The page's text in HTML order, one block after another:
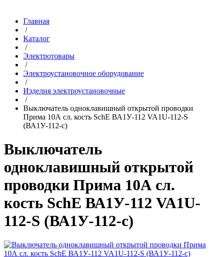
Главная
/
Каталог
/
Электротовары
/
Электроустановочное оборудование
/
Изделия электроустановочные
/
Выключатель одноклавишный открытой проводки
Прима 10А сл. кость SchE ВА1У-112 VA1U-112-S
(ВА1У-112-с)
Выключатель
одноклавишный открытой
проводки Прима 10А сл.
кость SchE ВА1У-112 VA1U-
112-S (ВА1У-112-с)